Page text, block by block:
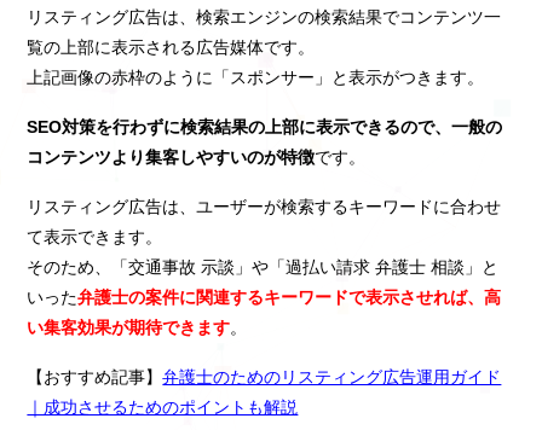
リスティング広告は、検索エンジンの検索結果でコンテンツ一
覧の上部に表示される広告媒体です。
上記画像の赤枠のように「スポンサー」と表示がつきます。
SEO対策を行わずに検索結果の上部に表示できるので、一般の
コンテンツより集客しやすいのが特徴です。
リスティング広告は、ユーザーが検索するキーワードに合わせ
て表示できます。
そのため、「交通事故 示談」や「過払い請求 弁護士 相談」と
いった弁護士の案件に関連するキーワードで表示させれば、高
い集客効果が期待できます。
【おすすめ記事】弁護士のためのリスティング広告運用ガイド
｜成功させるためのポイントも解説